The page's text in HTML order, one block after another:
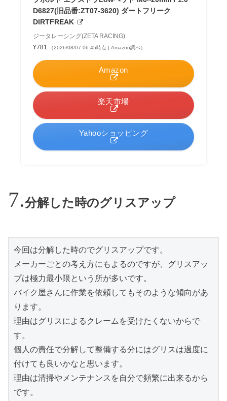
D6827(旧品番:ZT07-3620) ダートフリーク
DIRTFREAK
ジータレーシング(ZETA RACING)
¥781
（2026/08/07 06:45時点 | Amazon調べ）
Amazon
楽天市場
Yahooショッピング
分解した時のグリスアップ
今回は分解した時のでグリスアップです。
メーカーごとの考え方にもよるのですが、グリスアッ
プは極力最小限という所が多いです。
バイク屋さんに作業を依頼してもそのような傾向があ
ります。
理由はグリスによるクレームを受けたくないからで
す。
個人の責任で分解して整備する分にはグリスは過度に
付けても良いかなと思います。
理由は清掃やメンテナンスを自分で頻繁に出来るから
です。